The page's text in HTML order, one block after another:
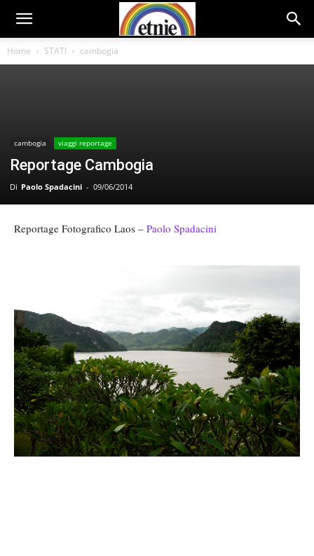
Home STATI cambogia
cambogia viaggi reportage
Reportage Cambogia
Di Paolo Spadacini - 09/06/2014
Reportage Fotografico Laos – Paolo Spadacini